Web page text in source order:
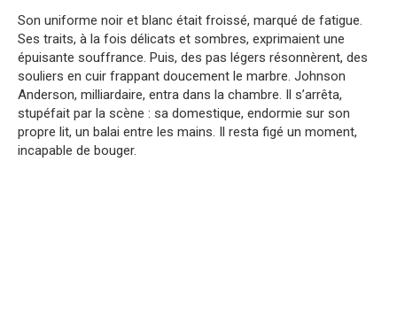
Son uniforme noir et blanc était froissé, marqué de fatigue.
Ses traits, à la fois délicats et sombres, exprimaient une
épuisante souffrance. Puis, des pas légers résonnèrent, des
souliers en cuir frappant doucement le marbre. Johnson
Anderson, milliardaire, entra dans la chambre. Il s’arrêta,
stupéfait par la scène : sa domestique, endormie sur son
propre lit, un balai entre les mains. Il resta figé un moment,
incapable de bouger.